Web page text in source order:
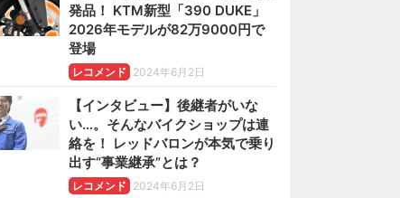
発品！ KTM新型「390 DUKE」
2026年モデルが82万9000円で
登場
レコメンド 2024年6月2日
【インタビュー】後継者がいな
い…。そんなバイクショップは連
絡を！ レッドバロンが本気で乗り
出す“事業継承”とは？
レコメンド 2024年6月2日